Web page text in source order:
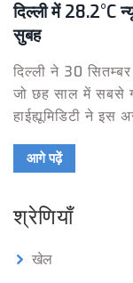
दिल्ली में 28.2°C
सुबह
दिल्ली ने 30
जो छह साल में सबसे
हाईह्यूमिडिटी ने इस
आगे पढ़ें
श्रेणियाँ
खेल